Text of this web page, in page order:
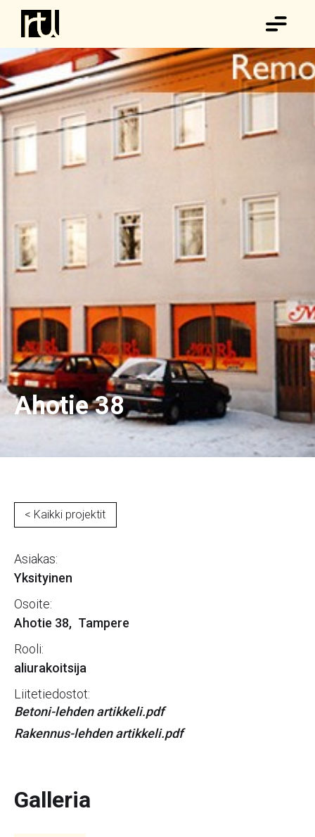
Ahotie 38
< Kaikki projektit
Asiakas:
Yksityinen
Osoite:
Ahotie 38, Tampere
Rooli:
aliurakoitsija
Liitetiedostot:
Betoni-lehden artikkeli.pdf
Rakennus-lehden artikkeli.pdf
Galleria